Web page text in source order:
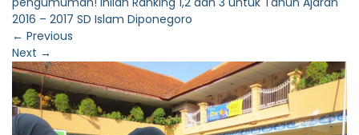
2016 – 2017 SD Islam Diponegoro
← Previous
Next →